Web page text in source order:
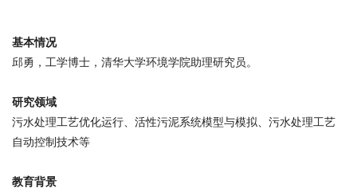
基本情况
邱勇，工学博士，清华大学环境学院助理研究员。
研究领域
污水处理工艺优化运行、活性污泥系统模型与模拟、污水处理工艺
自动控制技术等
教育背景